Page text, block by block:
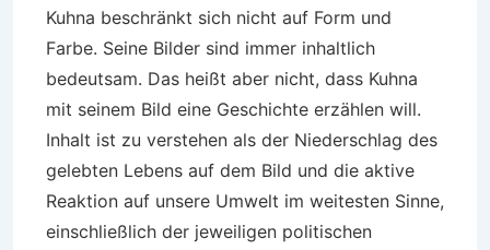
Kuhna beschränkt sich nicht auf Form und
Farbe. Seine Bilder sind immer inhaltlich
bedeutsam. Das heißt aber nicht, dass Kuhna
mit seinem Bild eine Geschichte erzählen will.
Inhalt ist zu verstehen als der Niederschlag des
gelebten Lebens auf dem Bild und die aktive
Reaktion auf unsere Umwelt im weitesten Sinne,
einschließlich der jeweiligen politischen